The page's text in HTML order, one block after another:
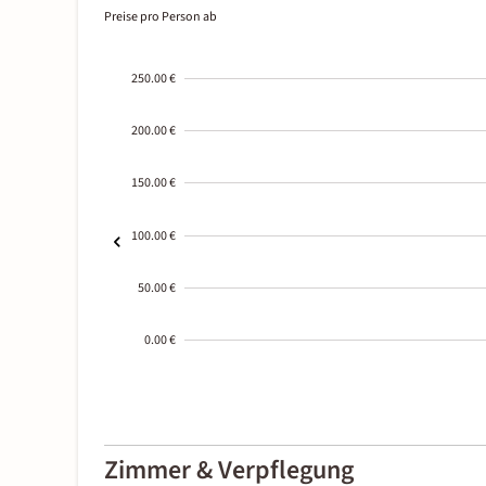
Preise pro Person ab
250.00 €
200.00 €
150.00 €
100.00 €
50.00 €
0.00 €
01-02
Zimmer & Verpflegung